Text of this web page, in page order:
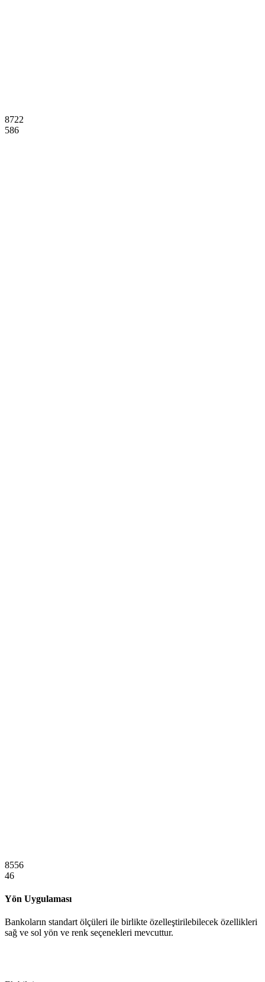
8722
586
8556
46
Yön Uygulaması
Bankoların standart ölçüleri ile birlikte özelleştirilebilecek özellikleri
sağ ve sol yön ve renk seçenekleri mevcuttur.